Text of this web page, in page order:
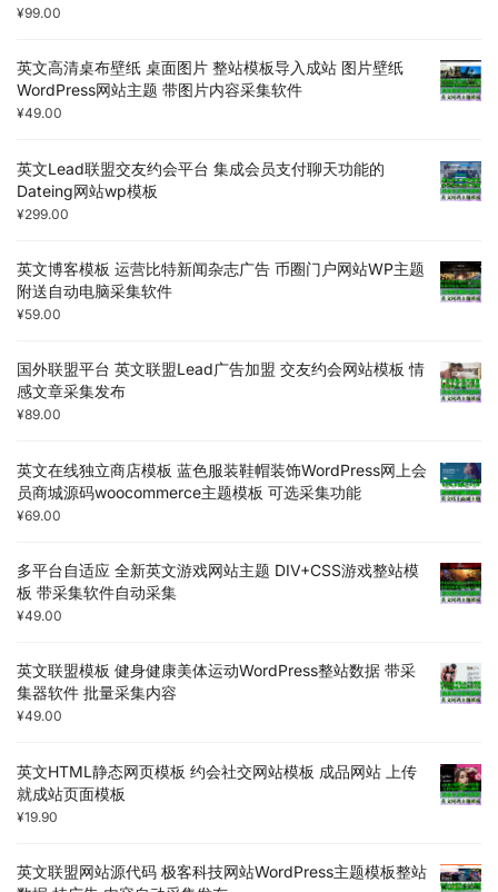
¥99.00
英文高清桌布壁纸 桌面图片 整站模板导入成站 图片壁纸
WordPress网站主题 带图片内容采集软件
¥49.00
英文Lead联盟交友约会平台 集成会员支付聊天功能的
Dateing网站wp模板
¥299.00
英文博客模板 运营比特新闻杂志广告 币圈门户网站WP主题
附送自动电脑采集软件
¥59.00
国外联盟平台 英文联盟Lead广告加盟 交友约会网站模板 情
感文章采集发布
¥89.00
英文在线独立商店模板 蓝色服装鞋帽装饰WordPress网上会
员商城源码woocommerce主题模板 可选采集功能
¥69.00
多平台自适应 全新英文游戏网站主题 DIV+CSS游戏整站模
板 带采集软件自动采集
¥49.00
英文联盟模板 健身健康美体运动WordPress整站数据 带采
集器软件 批量采集内容
¥49.00
英文HTML静态网页模板 约会社交网站模板 成品网站 上传
就成站页面模板
¥19.90
英文联盟网站源代码 极客科技网站WordPress主题模板整站